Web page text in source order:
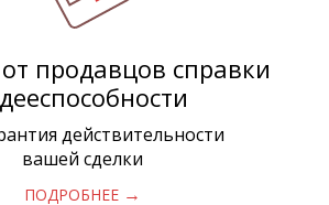
продавцов справки
действительности
вашей сделки
ПОДРОБНЕЕ →